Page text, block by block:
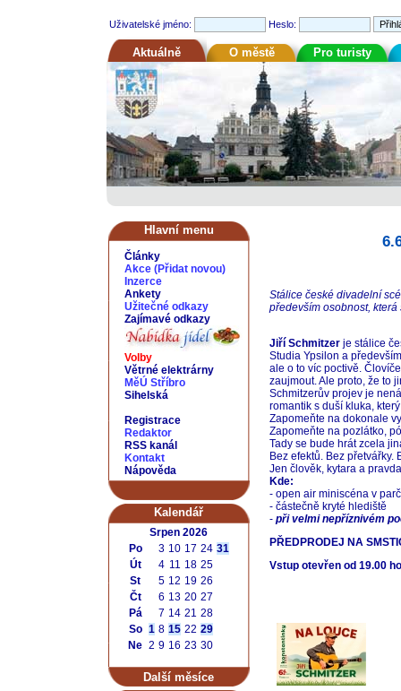
Uživatelské jméno: Heslo:
Aktuálně O městě Pro turisty
Hlavní menu
Články
Akce (Přidat novou)
Inzerce
Ankety
Užitečné odkazy
Zajímavé odkazy
Volby
Větrné elektrárny
MěÚ Stříbro
Sihelská
Registrace
Redaktor
RSS kanál
Kontakt
Nápověda
Kalendář
Srpen 2026
Po
3 10 17 24 31
Út
4 11 18 25
St
5 12 19 26
Čt
6 13 20 27
Pá
7 14 21 28
So 1 8 15 22 29
Ne 2 9 16 23 30
Další měsíce
Stálice české divadelní
především osobnost,
Jiří Schmitzer je stálice
Studia Ypsilon a
ale o to víc poctivě.
zaujmout. Ale proto, že to
Schmitzerův projev je
romantik s duší kluka,
Zapomeňte na dokonale
Zapomeňte na pozlátko,
Tady se bude hrát zcela
Bez efektů. Bez přetvářky.
Jen člověk, kytara a
Kde:
- open air miniscéna v
- částečně kryté hlediště
- při velmi nepříznivém
PŘEDPRODEJ NA
Vstup otevřen od 19.00